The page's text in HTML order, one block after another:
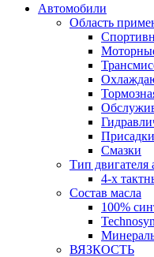
Автомобили
Область
Присадки
Смазки
Тип двигателя
4-х
Состав масла
100%
ВЯЗКОСТЬ